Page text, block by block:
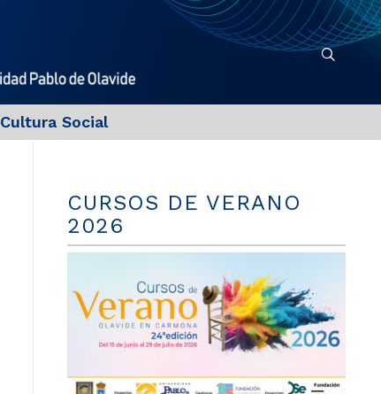
Cultura Social
CURSOS DE VERANO
2026